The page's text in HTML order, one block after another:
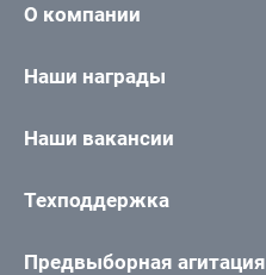
О компании
Наши награды
Наши вакансии
Техподдержка
Предвыборная агитация